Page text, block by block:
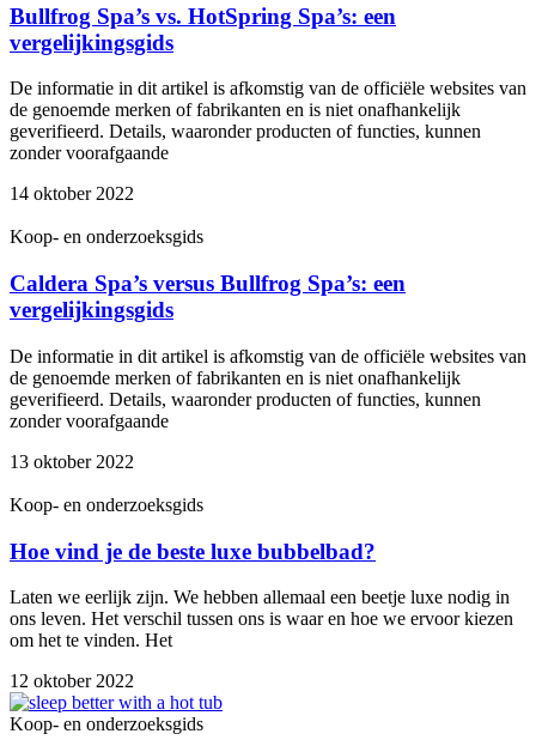
Bullfrog Spa’s vs. HotSpring Spa’s: een
vergelijkingsgids
De informatie in dit artikel is afkomstig van de officiële websites van
de genoemde merken of fabrikanten en is niet onafhankelijk
geverifieerd. Details, waaronder producten of functies, kunnen
zonder voorafgaande
14 oktober 2022
Koop- en onderzoeksgids
Caldera Spa’s versus Bullfrog Spa’s: een
vergelijkingsgids
De informatie in dit artikel is afkomstig van de officiële websites van
de genoemde merken of fabrikanten en is niet onafhankelijk
geverifieerd. Details, waaronder producten of functies, kunnen
zonder voorafgaande
13 oktober 2022
Koop- en onderzoeksgids
Hoe vind je de beste luxe bubbelbad?
Laten we eerlijk zijn. We hebben allemaal een beetje luxe nodig in
ons leven. Het verschil tussen ons is waar en hoe we ervoor kiezen
om het te vinden. Het
12 oktober 2022
Koop- en onderzoeksgids